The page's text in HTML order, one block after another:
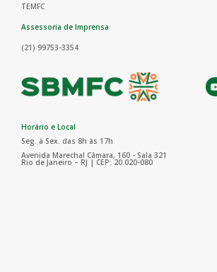
TEMFC
Assessoria de Imprensa
(21) 99753-3354
Horário e Local
Seg. à Sex. das 8h às 17h
Avenida Marechal Câmara, 160 - Sala 321
Rio de Janeiro – RJ | CEP: 20.020-080